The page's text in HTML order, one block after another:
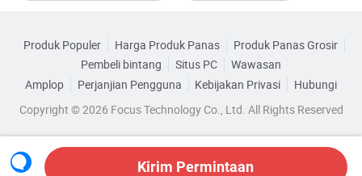
baja diangkat; Jangan kontrol gagang saat tidak ada
lembaran baja di bawah pengangkat magnetik.
Logistik bawaan
diadopsi ke exporting standar.
Produk Pengangkat Magnet
Pengangkat Magnetik Baja Pengangkat Magnet
Produk Populer Harga Produk Panas
Produk Panas Grosir
Pembeli bintang
Situs PC
Wawasan
Amplop
Perjanjian Pengguna Kebijakan Privasi
Hubungi
Copyright © 2026 Focus Technology Co., Ltd. All Rights Reserved
Kirim Permintaan